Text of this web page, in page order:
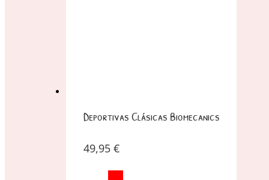
Deportivas Clásicas Biomecanics
49,95 €